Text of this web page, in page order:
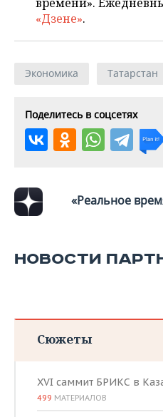
«Дзене».
Экономика Татарстан
Поделитесь в соцсетях
«Реальное
НОВОСТИ
Сюжеты
XVI саммит БРИКС в
499 МАТЕРИАЛОВ